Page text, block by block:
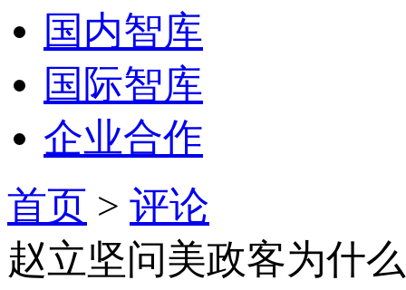
国内智库
国际智库
企业合作
首页 > 评论
赵立坚问美政客为什